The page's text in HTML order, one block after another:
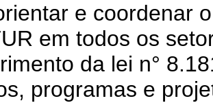
e coordenar o
em todos os
da lei n°
programas e